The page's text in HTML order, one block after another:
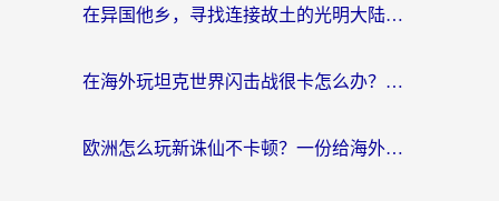
在异国他乡，寻找连接故土的光明大陆免费加速器
在海外玩坦克世界闪击战很卡怎么办？老玩家亲测有效的加速器选择指南
欧洲怎么玩新诛仙不卡顿？一份给海外游子的国服游戏畅玩指南